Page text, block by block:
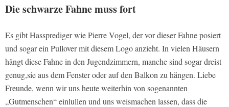
Die schwarze Fahne muss fort
Es gibt Hassprediger wie Pierre Vogel, der vor dieser Fahne posiert
und sogar ein Pullover mit diesem Logo anzieht. In vielen Häusern
hängt diese Fahne in den Jugendzimmern, manche sind sogar dreist
genug,sie aus dem Fenster oder auf den Balkon zu hängen. Liebe
Freunde, wenn wir uns heute weiterhin von sogenannten
„Gutmenschen“ einlullen und uns weismachen lassen, dass die